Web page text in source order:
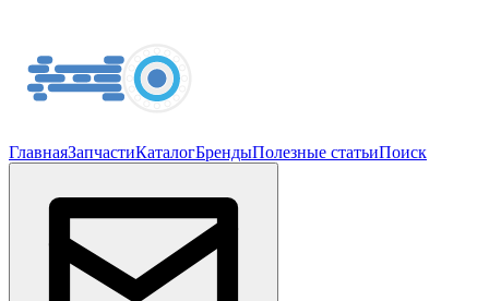
ГлавнаяЗапчастиКаталогБрендыПолезные статьиПоиск